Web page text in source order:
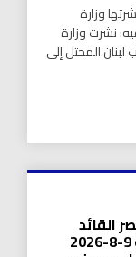
وزارة
نشرت وزارة
المحتل إلى
القائد
الوطني دياب اللوحنادر الحاجةرام الله 9-8-2026